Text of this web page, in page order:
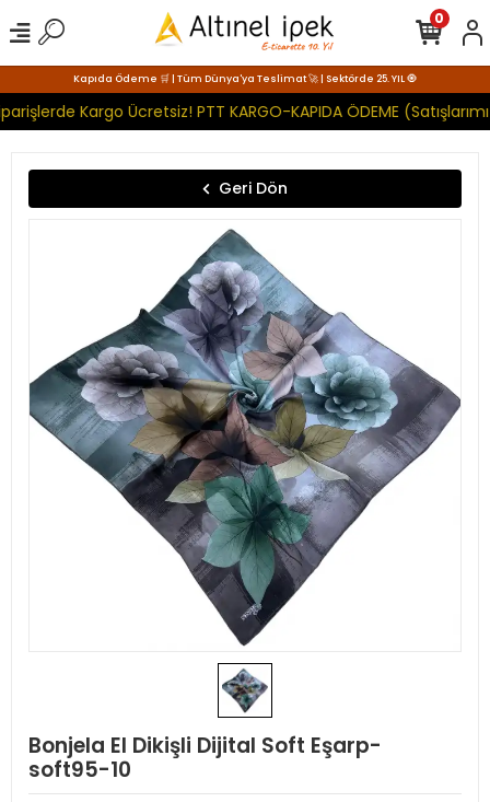
Kapıda Ödeme 🛒 | Tüm Dünya'ya Teslimat 🚀 | Sektörde 25. YIL 🧿
Kargo Ücretsiz! PTT KARGO-KAPIDA ÖDEME
0
Geri Dön
Bonjela El Dikişli Dijital Soft Eşarp-
soft95-10